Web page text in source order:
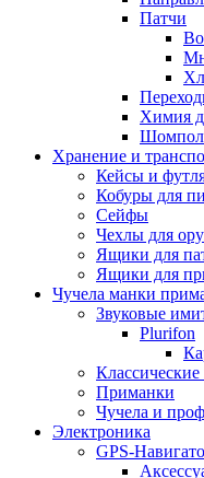
Патчи
Химия
Хранение и
Кейсы и
Кобуры для
Сейфы
Чехлы для
Ящики для
Ящики для
Чучела манки
Звуковые
Plurifon
Приманки
Чучела и
Электроника
GPS-